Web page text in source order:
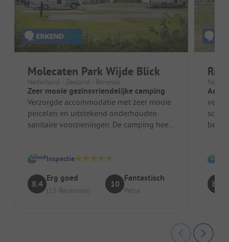
Molecaten Park Wijde Blick
Nederland - Zeeland - Renesse
Zeer mooie gezinsvriendelijke camping
Verzorgde accommodatie met zeer mooie
percelen en uitstekend onderhouden
sanitaire voorzieningen. De camping heeft
Inspectie
8.4
Erg goed
(13 Recensies)
10
Fantastisch
Petra
ben
8.4